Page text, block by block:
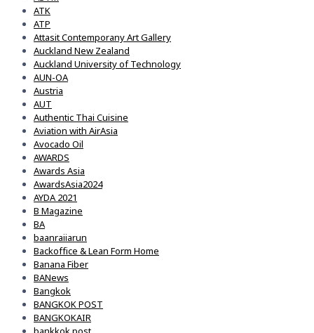
ATK
ATP
Attasit Contemporany Art Gallery
Auckland New Zealand
Auckland University of Technology
AUN-OA
Austria
AUT
Authentic Thai Cuisine
Aviation with AirAsia
Avocado Oil
AWARDS
Awards Asia
AwardsAsia2024
AYDA 2021
B Magazine
BA
baanraiiarun
Backoffice & Lean Form Home
Banana Fiber
BANews
Bangkok
BANGKOK POST
BANGKOKAIR